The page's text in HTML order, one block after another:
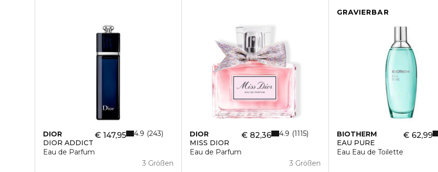
DIOR
DIOR ADDICT
Eau de Parfum
€ 147,95
3 Größen
4.9 243
DIOR
MISS DIOR
Eau de Parfum
€ 82,36
3 Größen
4.9 1115
GRAVIERBAR
BIOTHERM
EAU PURE
Eau Eau de Toilette
€ 62,99